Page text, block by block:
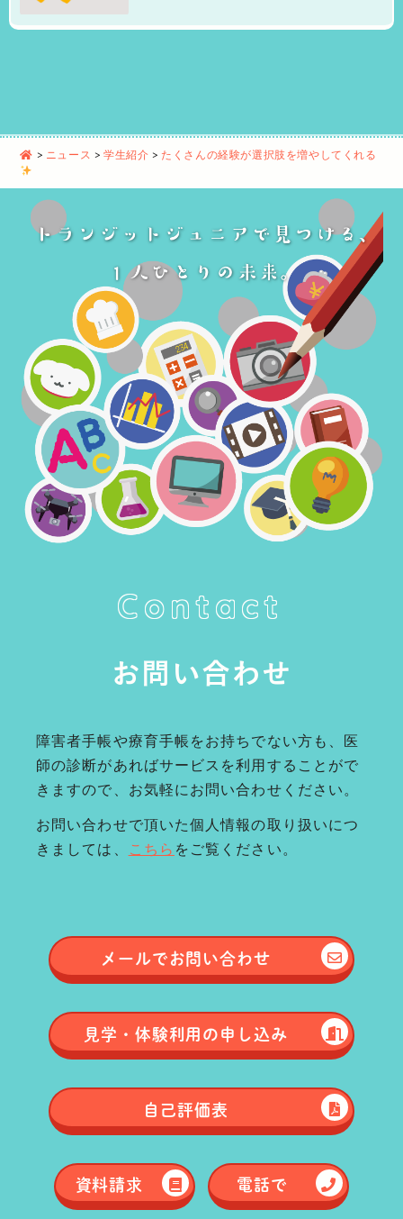
> ニュース >学生紹介 >たくさんの経験が選択肢を増やしてくれる
Contact
お問い合わせ
障害者手帳や療育手帳をお持ちでない方も、医
師の診断があればサービスを利用することがで
きますので、お気軽にお問い合わせください。
お問い合わせで頂いた個人情報の取り扱いにつ
きましては、
こちら をご覧ください。
メールでお問い合わせ
見学・体験利用の申し込み
自己評価表
資料請求 電話で